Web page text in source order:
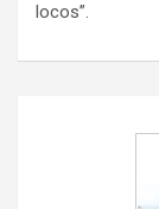
locos”.